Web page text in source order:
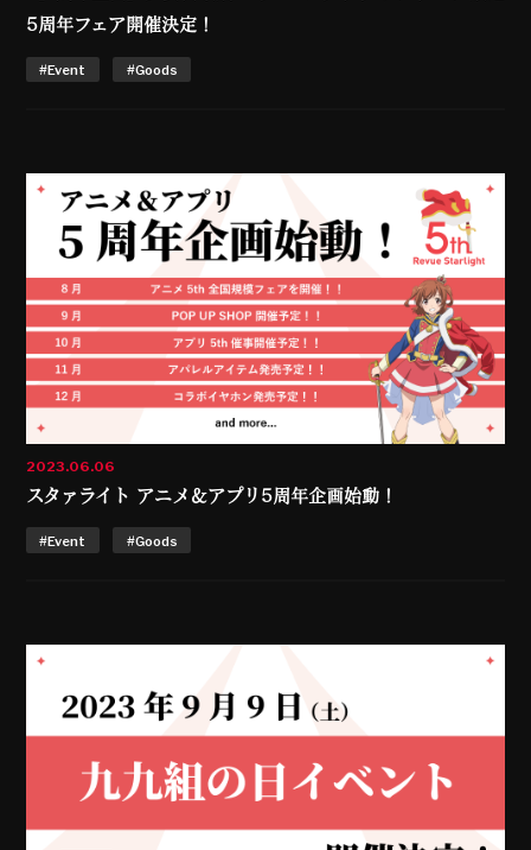
5周年フェア開催決定！
#Event #Goods
2023.06.06
スタァライト アニメ＆アプリ5周年企画始動！
#Event #Goods